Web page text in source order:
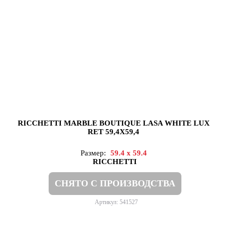
RICCHETTI MARBLE BOUTIQUE LASA WHITE LUX
RET 59,4X59,4
Размер:
59.4 x 59.4
RICCHETTI
СНЯТО С ПРОИЗВОДСТВА
Артикул: 541527